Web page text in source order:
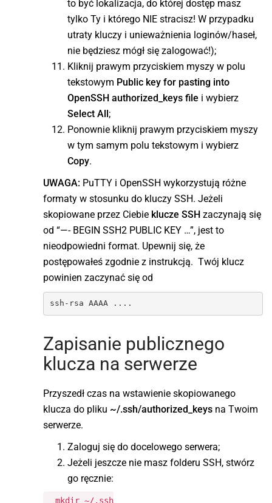
to być lokalizacja, do której dostęp masz
tylko Ty i którego NIE stracisz! W przypadku
utraty kluczy i unieważnienia loginów/haseł,
nie będziesz mógł się zalogować!);
Kliknij prawym przyciskiem myszy w polu
tekstowym Public key for pasting into
OpenSSH authorized_keys file i wybierz
Select All ;
Ponownie kliknij prawym przyciskiem myszy
w tym samym polu tekstowym i wybierz
Copy.
UWAGA: PuTTY i OpenSSH wykorzystują różne
formaty w stosunku do kluczy SSH. Jeżeli
skopiowane przez Ciebie klucze SSH zaczynają się
od “—- BEGIN SSH2 PUBLIC KEY …”, jest to
nieodpowiedni format. Upewnij się, że
postępowałeś zgodnie z instrukcją. Twój klucz
powinien zaczynać się od
ssh-rsa AAAA ....
Zapisanie publicznego
klucza na serwerze
Przyszedł czas na wstawienie skopiowanego
klucza do pliku ~/.ssh/authorized_keys na Twoim
serwerze.
Zaloguj się do docelowego serwera;
Jeżeli jeszcze nie masz folderu SSH, stwórz
go ręcznie:
mkdir ~/.ssh